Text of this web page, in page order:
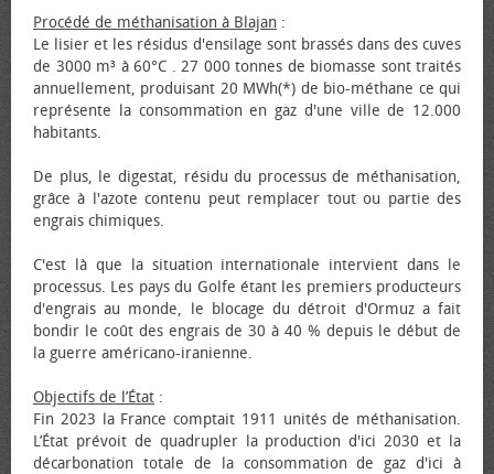
Procédé de méthanisation à Blajan :
Le lisier et les résidus d'ensilage sont brassés dans des cuves
de 3000 m³ à 60°C . 27 000 tonnes de biomasse sont traités
annuellement, produisant 20 MWh(*) de bio-méthane ce qui
représente la consommation en gaz d'une ville de 12.000
habitants.
De plus, le digestat, résidu du processus de méthanisation,
grâce à l'azote contenu peut remplacer tout ou partie des
engrais chimiques.
C'est là que la situation internationale intervient dans le
processus. Les pays du Golfe étant les premiers producteurs
d'engrais au monde, le blocage du détroit d'Ormuz a fait
bondir le coût des engrais de 30 à 40 % depuis le début de
la guerre américano-iranienne.
Objectifs de l’État :
Fin 2023 la France comptait 1911 unités de méthanisation.
L’État prévoit de quadrupler la production d'ici 2030 et la
décarbonation totale de la consommation de gaz d'ici à